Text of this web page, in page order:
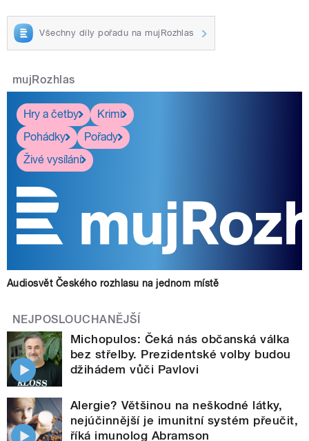
Všechny díly pořadu na mujRozhlas
mujRozhlas
Hry a četby
Krimi
Pohádky
Pořady
Živé vysílání
Audiosvět Českého rozhlasu na jednom místě
NEJPOSLOUCHANĚJŠÍ
Michopulos: Čeká nás občanská válka
bez střelby. Prezidentské volby budou
džihádem vůči Pavlovi
Alergie? Většinou na neškodné látky,
nejúčinnější je imunitní systém přeučit,
říká imunolog Abramson